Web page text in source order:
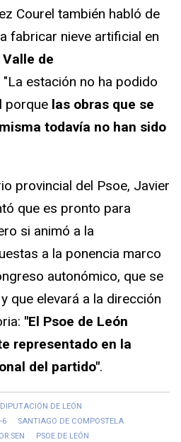
Courel también habló de
fabricar nieve artificial en
de
"La estación no ha podido
porque las obras que se
todavía no han sido
provincial del Psoe, Javier
que es pronto para
si animó a la
a la ponencia marco
autonómico, que se
que elevará a la dirección
"El Psoe de León
representado en la
del partido".
DIPUTACIÓN DE LEÓN
6
SANTIAGO DE COMPOSTELA
SEN
PSOE DE LEÓN